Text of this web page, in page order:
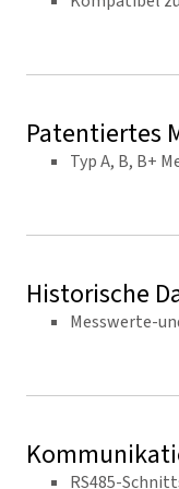
Patentiertes
Typ A, B, B+
Historische
Messwerte-
RS485-